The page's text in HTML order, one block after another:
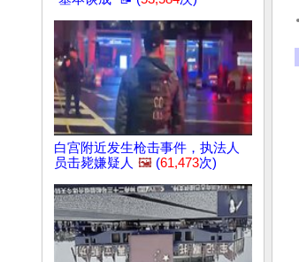
白宫附近发生枪击事件，执法人
员击毙嫌疑人 🖼️ (61,473次)